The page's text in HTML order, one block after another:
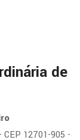
de
12701-905 -